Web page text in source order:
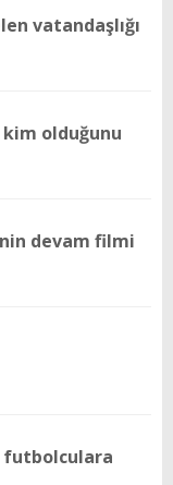
vatandaşlığı
olduğunu
devam filmi
futbolculara